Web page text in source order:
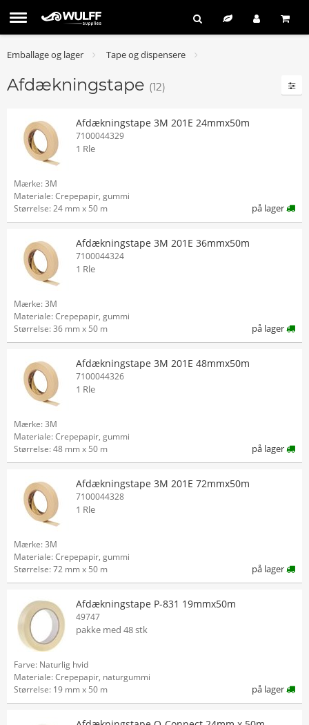
Emballage og lager Tape og dispensere
Afdækningstape (12)
Afdækningstape 3M 201E 24mmx50m
7100044329
1 Rle
Mærke: 3M
Materiale: Crepepapir, gummi
Størrelse: 24 mm x 50 m
på lager
Afdækningstape 3M 201E 36mmx50m
7100044324
1 Rle
Mærke: 3M
Materiale: Crepepapir, gummi
Størrelse: 36 mm x 50 m
på lager
Afdækningstape 3M 201E 48mmx50m
7100044326
1 Rle
Mærke: 3M
Materiale: Crepepapir, gummi
Størrelse: 48 mm x 50 m
på lager
Afdækningstape 3M 201E 72mmx50m
7100044328
1 Rle
Mærke: 3M
Materiale: Crepepapir, gummi
Størrelse: 72 mm x 50 m
på lager
Afdækningstape P-831 19mmx50m
49747
pakke med 48 stk
Farve: Naturlig hvid
Materiale: Crepepapir, naturgummi
Størrelse: 19 mm x 50 m
på lager